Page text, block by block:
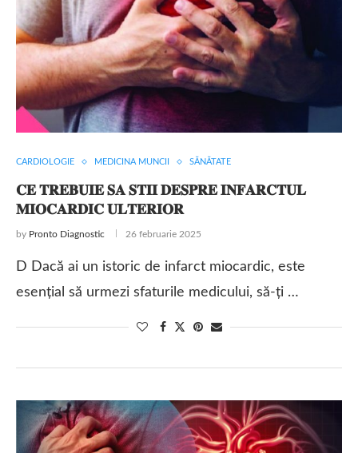
CARDIOLOGIE MEDICINA MUNCII SĂNĂTATE
𝐂𝐄 𝐓𝐑𝐄𝐁𝐔𝐈𝐄 𝐒𝐀 𝐒𝐓𝐈𝐈 𝐃𝐄𝐒𝐏𝐑𝐄 𝐈𝐍𝐅𝐀𝐑𝐂𝐓𝐔𝐋
𝐌𝐈𝐎𝐂𝐀𝐑𝐃𝐈𝐂 𝐔𝐋𝐓𝐄𝐑𝐈𝐎𝐑
by Pronto Diagnostic 26 februarie 2025
D Dacă ai un istoric de infarct miocardic, este
esențial să urmezi sfaturile medicului, să-ți …